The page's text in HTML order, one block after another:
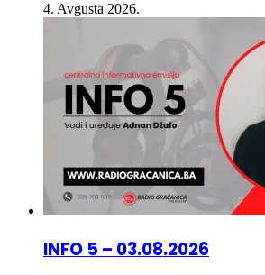
INFO 5 – 03.08.2026
3. Avgusta 2026.